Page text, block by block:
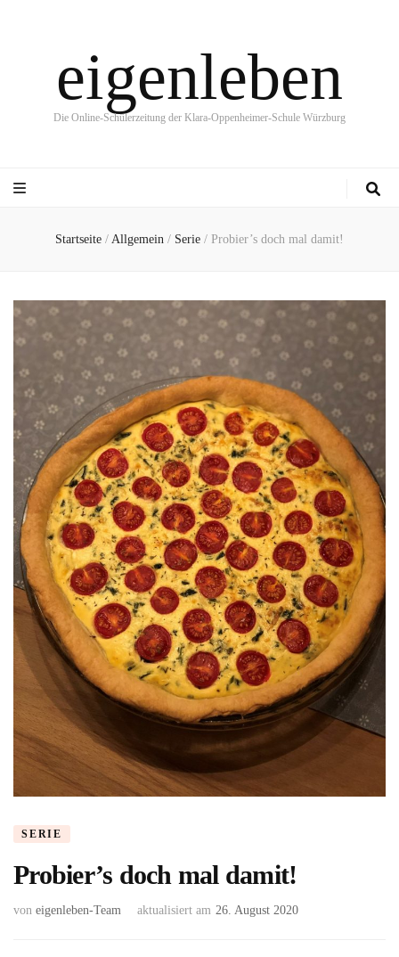
eigenleben
Die Online-Schülerzeitung der Klara-Oppenheimer-Schule Würzburg
Startseite / Allgemein / Serie / Probier’s doch mal damit!
SERIE
Probier’s doch mal damit!
von eigenleben-Team aktualisiert am 26. August 2020